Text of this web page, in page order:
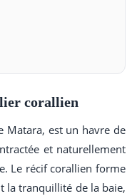
corallien
Matara, est un havre de
et naturellement
Le récif corallien forme
la tranquillité de la baie,